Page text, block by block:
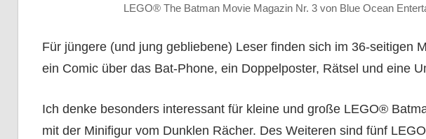
LEGO® The Batman Movie Magazin Nr. 3 von Blue Ocean
Für jüngere (und jung gebliebene) Leser finden sich im 36-seitigen
ein Comic über das Bat-Phone, ein Doppelposter, Rätsel und eine
Ich denke besonders interessant für kleine und große LEGO®
mit der Minifigur vom Dunklen Rächer. Des Weiteren sind fünf